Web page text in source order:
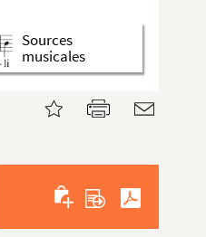
Sources
musicales